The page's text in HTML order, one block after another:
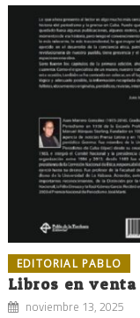
EDITORIAL PABLO
Libros en
noviembre 13, 2025